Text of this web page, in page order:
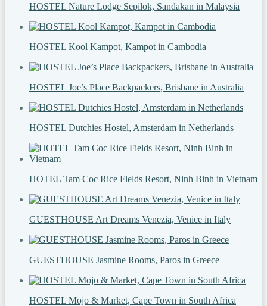
HOSTEL Nature Lodge Sepilok, Sandakan in Malaysia
HOSTEL Kool Kampot, Kampot in Cambodia
HOSTEL Joe’s Place Backpackers, Brisbane in Australia
HOSTEL Dutchies Hostel, Amsterdam in Netherlands
HOTEL Tam Coc Rice Fields Resort, Ninh Binh in Vietnam
GUESTHOUSE Art Dreams Venezia, Venice in Italy
GUESTHOUSE Jasmine Rooms, Paros in Greece
HOSTEL Mojo & Market, Cape Town in South Africa